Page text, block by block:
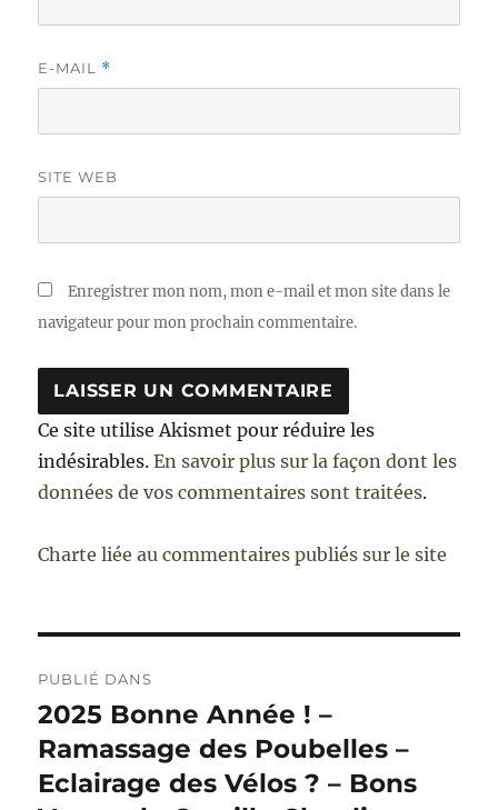
E-MAIL *
SITE WEB
Enregistrer mon nom, mon e-mail et mon site dans le
navigateur pour mon prochain commentaire.
Ce site utilise Akismet pour réduire les
indésirables.En savoir plus sur la façon dont les
données de vos commentaires sont traitées.
Charte liée au commentaires publiés sur le site
de
l’article
PUBLIÉ DANS
2025 Bonne Année ! –
Ramassage des Poubelles –
Eclairage des Vélos ? – Bons